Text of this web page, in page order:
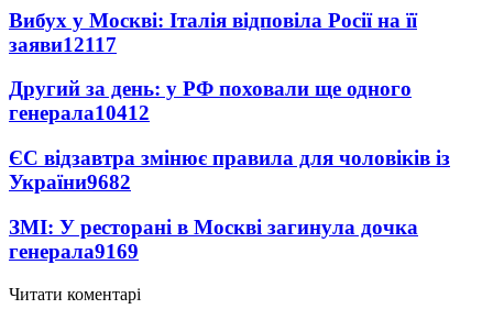
Вибух у Москві: Італія відповіла Росії на її
заяви12117
Другий за день: у РФ поховали ще одного
генерала10412
ЄС відзавтра змінює правила для чоловіків із
України9682
ЗМІ: У ресторані в Москві загинула дочка
генерала9169
Читати коментарі